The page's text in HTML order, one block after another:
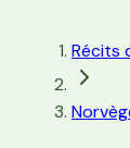
Récits